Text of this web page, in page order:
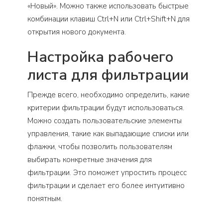
«Новый». Можно также использовать быстрые
комбинации клавиш Ctrl+N или Ctrl+Shift+N для
открытия нового документа.
Настройка рабочего
листа для фильтрации
Прежде всего, необходимо определить, какие
критерии фильтрации будут использоваться.
Можно создать пользовательские элементы
управления, такие как выпадающие списки или
флажки, чтобы позволить пользователям
выбирать конкретные значения для
фильтрации. Это поможет упростить процесс
фильтрации и сделает его более интуитивно
понятным.